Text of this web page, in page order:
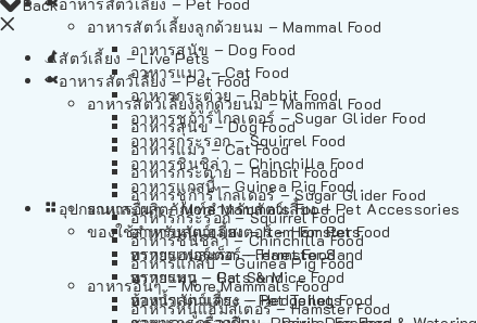
Back
สัตว์เลี้ยง – Live Pets
อาหารสัตว์เลี้ยง – Pet Food
อาหารสัตว์เลี้ยงลูกด้วยนม – Mammal Food
อาหารสุนัข – Dog Food
อาหารแมว – Cat Food
อาหารกระต่าย – Rabbit Food
อาหารชูก้าร์ไกลเดอร์ – Sugar Glider Food
อาหารกระรอก – Squirrel Food
อาหารชินชิล่า – Chinchilla Food
อาหารแกสบี้ – Guinea Pig Food
อาหารอื่นๆ – More Mammals Food
อาหารหนูแฮมสเตอร์ – Hamster Food
อาหารสัตว์เลี้ยงลูกด้วยนม – Mammal Food
อาหารสุนัข – Dog Food
อาหารแมว – Cat Food
อาหารกระต่าย – Rabbit Food
อาหารชูก้าร์ไกลเดอร์ – Sugar Glider Food
อาหารกระรอก – Squirrel Food
อาหารชินชิล่า – Chinchilla Food
อาหารแกสบี้ – Guinea Pig Food
อาหารอื่นๆ – More Mammals Food
อาหารหนูแฮมสเตอร์ – Hamster Food
อาหารเฟอร์เร็ต – Ferret Food
อาหารหนู – Rats & Mice Food
อาหารเม่นแคระ – Hedgehog Food
อุปกรณและผลิตภัณฑ์สำหรับสัตว์เลี้ยง – Pet Accessories
ของใช้สำหรับสัตว์เลี้ยง – Item For Pets
ทรายแฮมสเตอร์ – Hamster Sand
ทรายแมว – Cat Sand
ห้องน้ำสัตว์เลี้ยง – Pet Toilets